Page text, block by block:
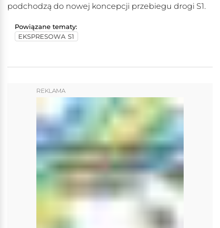
podchodzą do nowej koncepcji przebiegu drogi S1.
Powiązane tematy:
EKSPRESOWA S1
REKLAMA